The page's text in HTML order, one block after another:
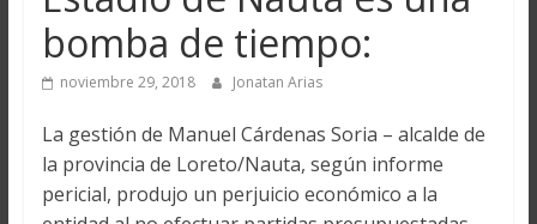
bomba de tiempo:
noviembre 29, 2018 Jonatan Arias
La gestión de Manuel Cárdenas Soria – alcalde de
la provincia de Loreto/Nauta, según informe
pericial, produjo un perjuicio económico a la